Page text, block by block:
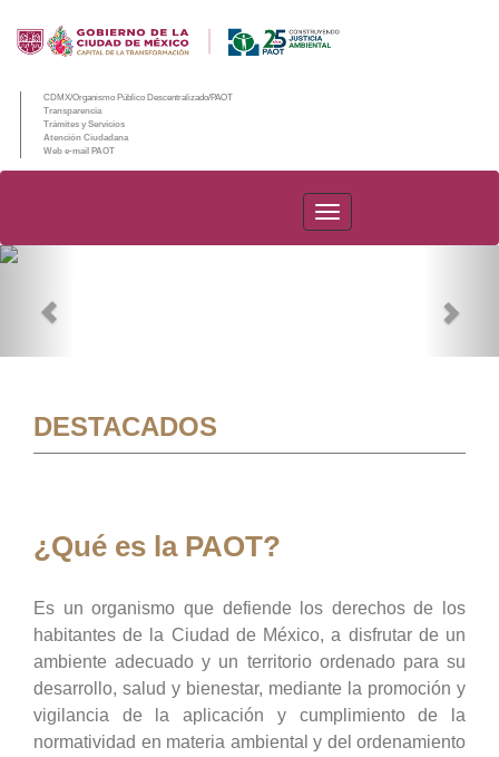
CDMX/Organismo Público Descentralizado/PAOT
Transparencia
Trámites y Servicios
Atención Ciudadana
Web e-mail PAOT
PAOT
DESTACADOS
¿Qué es la PAOT?
Es un organismo que defiende los derechos de los
habitantes de la Ciudad de México, a disfrutar de un
ambiente adecuado y un territorio ordenado para su
desarrollo, salud y bienestar, mediante la promoción y
vigilancia de la aplicación y cumplimiento de la
normatividad en materia ambiental y del ordenamiento